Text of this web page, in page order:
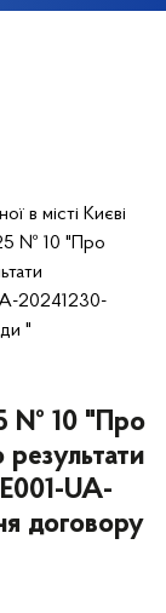
в місті Києві
№ 10 "Про
20241230-
"
№ 10 "Про
UA-
договору